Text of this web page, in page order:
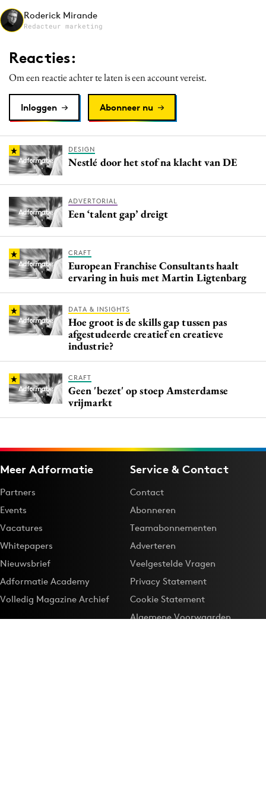
Martech
Media
PR
Programmatic
Purpose Marketing
Reputatie & crisis
Roderick Mirande
Redacteur marketing
Reacties:
Om een reactie achter te laten is een account vereist.
Inloggen Abonneer nu
DESIGN
Nestlé door het stof na klacht van DE
ADVERTORIAL
Een ‘talent gap’ dreigt
CRAFT
European Franchise Consultants haalt
ervaring in huis met Martin Ligtenbarg
DATA & INSIGHTS
Hoe groot is de skills gap tussen pas
afgestudeerde creatief en creatieve
industrie?
CRAFT
Geen 'bezet' op stoep Amsterdamse
vrijmarkt
Meer Adformatie
Partners
Events
Vacatures
Whitepapers
Nieuwsbrief
Adformatie Academy
Volledig Magazine Archief
Service & Contact
Contact
Abonneren
Teamabonnementen
Adverteren
Veelgestelde Vragen
Privacy Statement
Cookie Statement
Algemene Voorwaarden